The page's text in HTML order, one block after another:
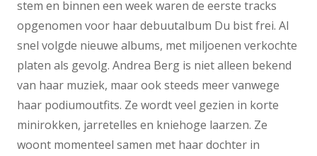
stem en binnen een week waren de eerste tracks
opgenomen voor haar debuutalbum Du bist frei. Al
snel volgde nieuwe albums, met miljoenen verkochte
platen als gevolg. Andrea Berg is niet alleen bekend
van haar muziek, maar ook steeds meer vanwege
haar podiumoutfits. Ze wordt veel gezien in korte
minirokken, jarretelles en kniehoge laarzen. Ze
woont momenteel samen met haar dochter in